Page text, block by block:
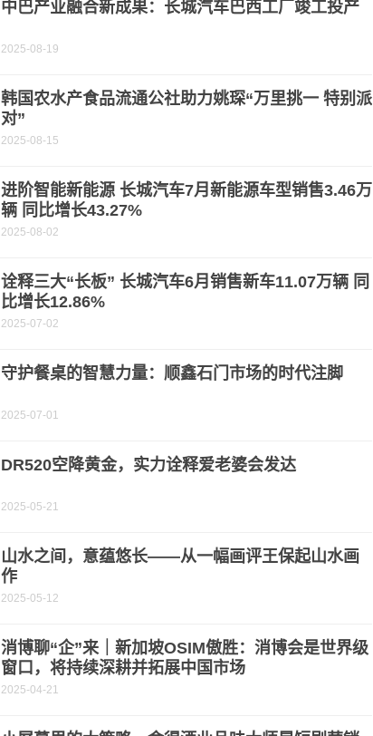
中巴产业融合新成果：长城汽车巴西工厂竣工投产
2025-08-19
韩国农水产食品流通公社助力姚琛“万里挑一 特别派
对”
2025-08-15
进阶智能新能源 长城汽车7月新能源车型销售3.46万
辆 同比增长43.27%
2025-08-02
诠释三大“长板” 长城汽车6月销售新车11.07万辆 同
比增长12.86%
2025-07-02
守护餐桌的智慧力量：顺鑫石门市场的时代注脚
2025-07-01
DR520空降黄金，实力诠释爱老婆会发达
2025-05-21
山水之间，意蕴悠长——从一幅画评王保起山水画
作
2025-05-12
消博聊“企”来｜新加坡OSIM傲胜：消博会是世界级
窗口，将持续深耕并拓展中国市场
2025-04-21